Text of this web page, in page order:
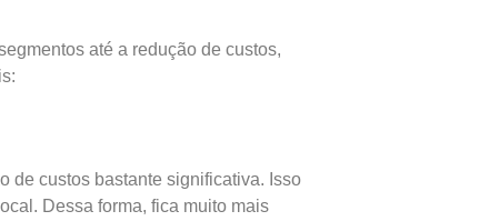
até a redução de custos,
de custos bastante significativa. Isso
Dessa forma, fica muito mais